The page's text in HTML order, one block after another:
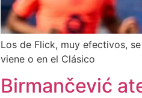
Los de Flick, muy efectivos,
viene o en el Clásico
Birmančević